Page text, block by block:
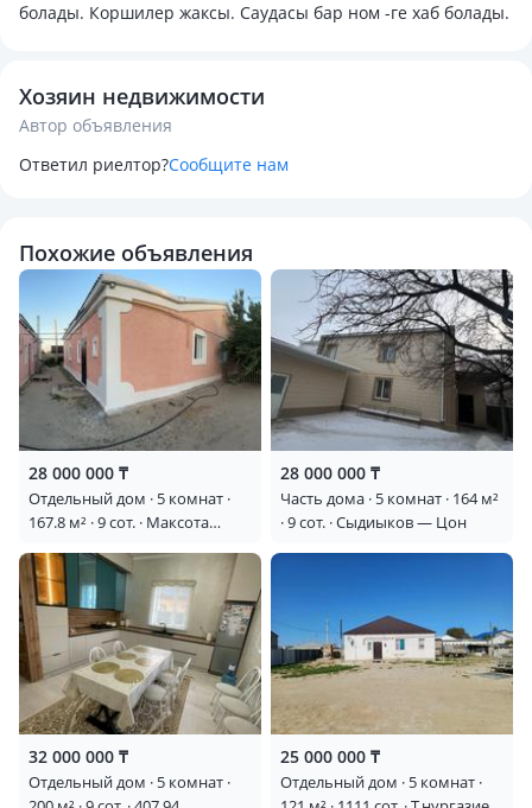
болады. Коршилер жаксы. Саудасы бар ном -ге хаб болады.
Хозяин недвижимости
Автор объявления
Ответил риелтор?Сообщите нам
Похожие объявления
28 000 000 ₸
Отдельный дом · 5 комнат ·
167.8 м² · 9 сот. · Максота
28 000 000 ₸
Часть дома · 5 комнат · 164 м²
· 9 сот. · Сыдиыков — Цон
32 000 000 ₸
Отдельный дом · 5 комнат ·
25 000 000 ₸
Отдельный дом · 5 комнат ·